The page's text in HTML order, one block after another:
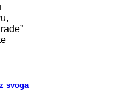
svoga